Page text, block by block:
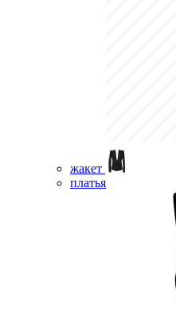
жакет
платья